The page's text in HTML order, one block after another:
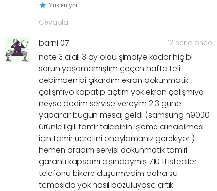
Yükleniyor...
Cevapla
barni 07 12 sene önce
note 3 alalı 3 ay oldu şimdiye kadar hiç bi
sorun yaşamamıştım geçen hafta teli
cebimden bi çıkardım ekran dokunmatik
çalışmıyo kapatıp açtım yok ekran çalışmıyo
neyse dedim servise vereyim 2 3 güne
yaparlar bugun mesaj geldi (samsung n9000
ürünle ilgili tamir talebinin işleme alınabilmesi
için tamir ücretini onaylamanız gerekiyor )
hemen aradım servisi dokunmatik tamiri
garanti kapsamı dışındaymış 710 tl istediler
telefonu bikere düşürmedim daha su
tamasıda yok nasıl bozuluyosa artık